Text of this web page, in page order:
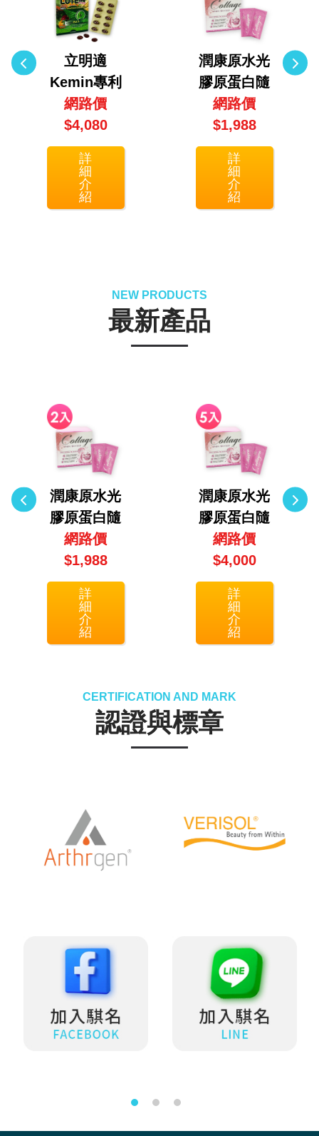
立明適
Kemin專利
金盞花萃取
葉黃素10入
團購組(30
顆/盒X10盒)
網路價
$4,080
詳
細
介
紹
潤康原水光
膠原蛋白隨
身包2入組
(30包/盒X2
盒)
網路價
$1,988
詳
細
介
紹
NEW PRODUCTS
最新產品
潤康原水光
膠原蛋白隨
身包2入組
(30包/盒X2
盒)
網路價
$1,988
詳
細
介
紹
潤康原水光
膠原蛋白隨
身包5入組
(30包/盒X5
盒)
網路價
$4,000
詳
細
介
紹
CERTIFICATION AND MARK
認證與標章